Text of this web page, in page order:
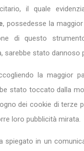
il quale
, possedesse la
di questo
sarebbe stato dannoso
la maggior
stato toccato dalla
dei cookie di terze
loro pubblicità mirata.
spiegato in un